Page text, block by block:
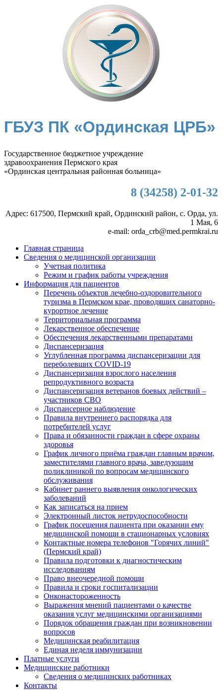
ГБУЗ ПК «Ординская ЦРБ»
Государственное бюджетное учреждение
здравоохранения Пермского края
«Ординская центральная районная больница»
8 (34258) 2-01-32
Адрес: 617500, Пермский край, Ординский район, с. Орда, ул.
1 Мая, 6
e-mail: orda_crb@med.permkrai.ru
Главная страница
Сведения о медицинской организации
Учетная политика
Режим и график работы учреждения
Информация для пациентов
Перечень объектов лечебно-оздоровительного
туризма в Пермском крае, проводящих санаторно-
курортное лечение
Территориальная программа
Лекарственное обеспечение
Обеспечения лекарственными препаратами
Диспансеризация
Углубленная программа диспансеризации для
переболевших COVID-19
Диспансеризация взрослого населения
репродуктивного возраста
Диспансеризация ветеранов боевых действий –
участников СВО
Диспансерное наблюдение
Правила внутреннего распорядка для
потребителей услуг
Права и обязанности граждан в сфере охраны
здоровья
График личного приёма граждан главным врачом,
заместителями главного врача, заведующим
поликлиникой по вопросам медицинского
обслуживания
Кабинет раннего выявления онкологических
заболеваний
Как записаться на прием
Электронный листок нетрудоспособности
График посещения пациента при оказании ему
медицинской помощи в стационарных условиях
Контактные номера телефонов "Горячих линий"
(Пермский край)
Правила подготовки к диагностическим
исследованиям
Право внеочередной помощи
Правила и сроки госпитализации
Онконастороженность
Выражения мнений пациентами о качестве
оказания услуг медицинскими организациями
Порядок обращения граждан при возникновении
вопросов
Медицинская реабилитация
Единая неделя иммунизации
Платные услуги
Медицинские работники
Сведения о медицинских работниках
Контакты